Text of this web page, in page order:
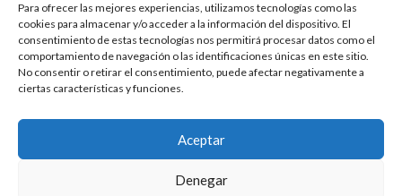
Para ofrecer las mejores experiencias, utilizamos tecnologías como las
cookies para almacenar y/o acceder a la información del dispositivo. El
consentimiento de estas tecnologías nos permitirá procesar datos como el
comportamiento de navegación o las identificaciones únicas en este sitio.
No consentir o retirar el consentimiento, puede afectar negativamente a
ciertas características y funciones.
Aceptar
Denegar
ENTRADAS RECIENTES
POLÍTICAS
2025 | Evolucion-A Competicion: Fabricación y distribución,
comercialización de repuestos para automóvil